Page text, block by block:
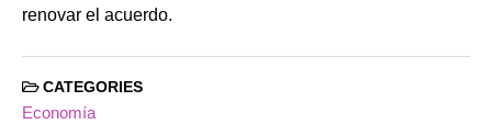
renovar el acuerdo.
CATEGORIES
Economía